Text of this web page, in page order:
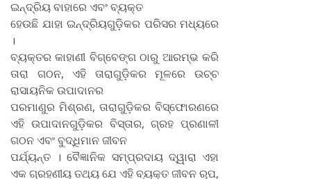
ଇନ୍ଦ୍ରିୟ ବାହାରେ ଏବଂ ବ୍ୟକ୍ତ
ହେଉଛି ଯାହା ଇନ୍ଦ୍ରିୟଗୁଡ଼ିକର ପରିସର ମଧ୍ୟରେ
।
ବ୍ୟକ୍ତର କାହାଣୀ ବିଗ୍‌ବେଙ୍ଗ ଠାରୁ ଆରମ୍ଭ କରି
ତାରା ଗଠନ, ଏହି ତାରାଗୁଡ଼ିକର ମୂଳରେ ଉଚ୍ଚ
ରାସାୟନିକ ଉପାଦାନର
ପରମାଣୁର ମିଶ୍ରଣ, ତାରାଗୁଡ଼ିକର ବିସ୍ଫୋରଣରେ
ଏହି ଉପାଦାନଗୁଡ଼ିକର ବିସ୍ତାର, ଗ୍ରହ ପ୍ରଣାଳୀ
ଗଠନ ଏବଂ ବୁଦ୍ଧିମାନ ଜୀବନ
ପର୍ଯ୍ୟନ୍ତ । ବୈଜ୍ଞାନିକ ସମ୍ପ୍ରଦାୟ ଦ୍ୱାରା ଏହା
ଏକ ଗ୍ରହଣୀୟ ତଥ୍ୟ ଯେ ଏହି ବ୍ୟକ୍ତ ଜୀବନ ରୂପ,